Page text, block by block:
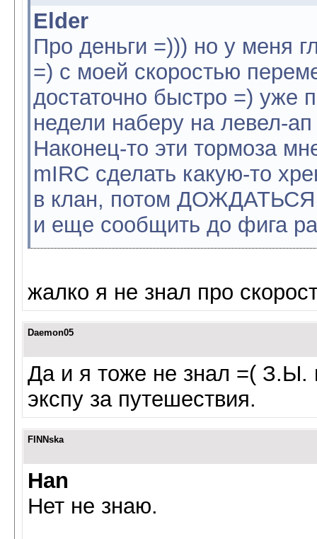
Elder
Про деньги =))) но у меня
=) с моей скоростью
достаточно быстро =) уже
недели наберу на левел-
Наконец-то эти тормоза
mIRC сделать какую-то
в клан, потом ДОЖДАТЬСЯ
и еще сообщить до фига
жалко я не знал про
Daemon05
Да и я тоже не знал =( З.Ы.
экспу за путешествия.
FINNska
Han
Нет не знаю.